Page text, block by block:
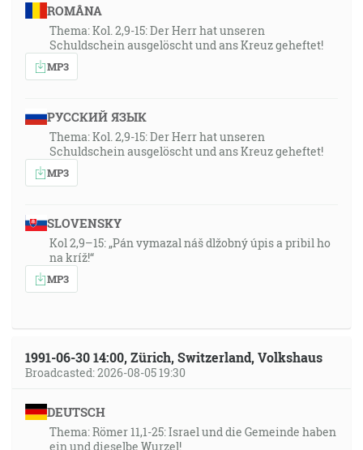
ROMÂNA
Thema: Kol. 2,9-15: Der Herr hat unseren
Schuldschein ausgelöscht und ans Kreuz geheftet!
MP3
РУССКИЙ ЯЗЫК
Thema: Kol. 2,9-15: Der Herr hat unseren
Schuldschein ausgelöscht und ans Kreuz geheftet!
MP3
SLOVENSKY
Kol 2,9–15: „Pán vymazal náš dlžobný úpis a pribil ho
na kríž!“
MP3
1991-06-30 14:00, Zürich, Switzerland, Volkshaus
Broadcasted: 2026-08-05 19:30
DEUTSCH
Thema: Römer 11,1-25: Israel und die Gemeinde haben
ein und dieselbe Wurzel!